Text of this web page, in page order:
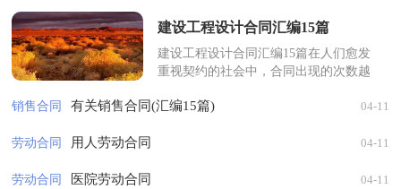
建设工程设计合同汇编15篇
建设工程设计合同汇编15篇在人们愈发
重视契约的社会中，合同出现的次数越
约束。你知道合同的主要内容是什么...
销售合同 有关销售合同(汇编15篇) 04-11
劳动合同 用人劳动合同 04-11
劳动合同 医院劳动合同 04-11